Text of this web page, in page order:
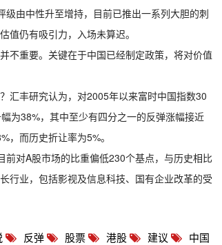
由中性升至增持，目前已推出一系列大胆的刺
值仍有吸引力，入场未算迟。
不重要。关键在于中国已经制定政策，将对价值
汇丰研究认为，对2005年以来富时中国指数30
为38%，其中至少有四分之一的反弹涨幅接近
，而历史折让率为5%。
对A股市场的比重偏低230个基点，与历史相比
行业，包括影视及信息科技、国有企业改革的受
反弹 股票 港股 建议 中国